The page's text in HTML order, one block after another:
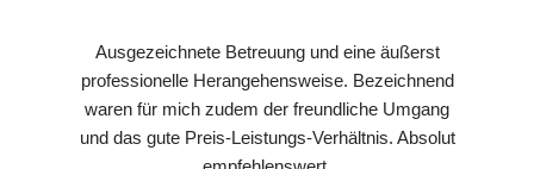
Ausgezeichnete Betreuung und eine äußerst
professionelle Herangehensweise. Bezeichnend
waren für mich zudem der freundliche Umgang
und das gute Preis-Leistungs-Verhältnis. Absolut